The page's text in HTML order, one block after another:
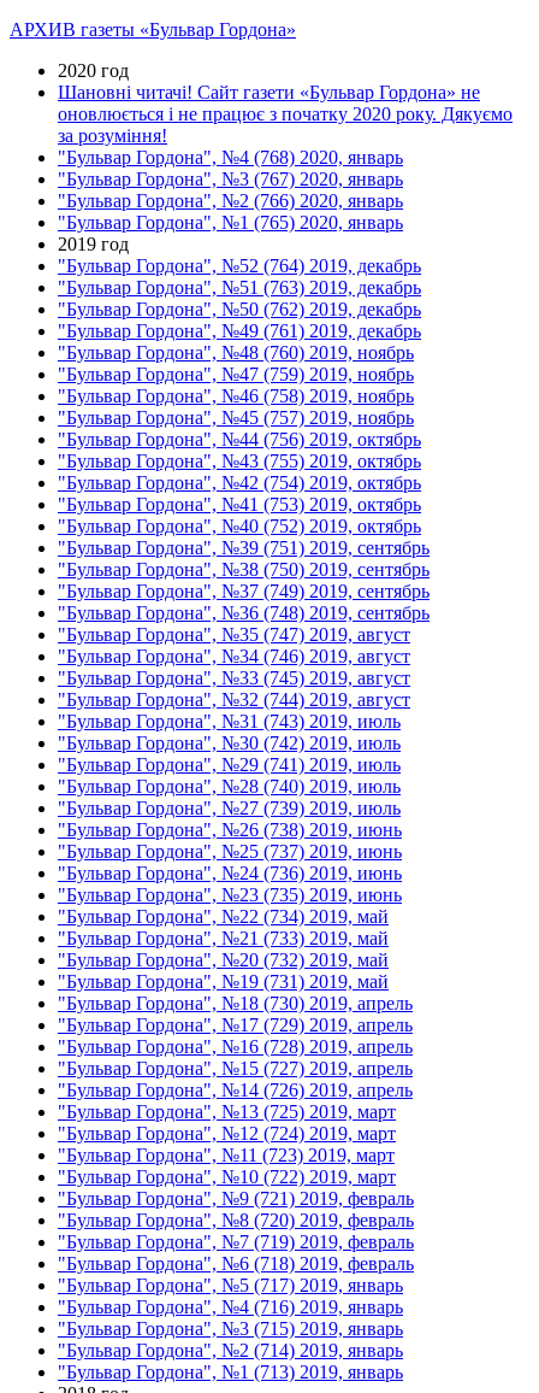
АРХИВ газеты «Бульвар Гордона»
2020 год
Шановні читачі! Сайт газети «Бульвар Гордона» не
оновлюється і не працює з початку 2020 року. Дякуємо
за розуміння!
"Бульвар Гордона", №4 (768) 2020, январь
"Бульвар Гордона", №3 (767) 2020, январь
"Бульвар Гордона", №2 (766) 2020, январь
"Бульвар Гордона", №1 (765) 2020, январь
2019 год
"Бульвар Гордона", №52 (764) 2019, декабрь
"Бульвар Гордона", №51 (763) 2019, декабрь
"Бульвар Гордона", №50 (762) 2019, декабрь
"Бульвар Гордона", №49 (761) 2019, декабрь
"Бульвар Гордона", №48 (760) 2019, ноябрь
"Бульвар Гордона", №47 (759) 2019, ноябрь
"Бульвар Гордона", №46 (758) 2019, ноябрь
"Бульвар Гордона", №45 (757) 2019, ноябрь
"Бульвар Гордона", №44 (756) 2019, октябрь
"Бульвар Гордона", №43 (755) 2019, октябрь
"Бульвар Гордона", №42 (754) 2019, октябрь
"Бульвар Гордона", №41 (753) 2019, октябрь
"Бульвар Гордона", №40 (752) 2019, октябрь
"Бульвар Гордона", №39 (751) 2019, сентябрь
"Бульвар Гордона", №38 (750) 2019, сентябрь
"Бульвар Гордона", №37 (749) 2019, сентябрь
"Бульвар Гордона", №36 (748) 2019, сентябрь
"Бульвар Гордона", №35 (747) 2019, август
"Бульвар Гордона", №34 (746) 2019, август
"Бульвар Гордона", №33 (745) 2019, август
"Бульвар Гордона", №32 (744) 2019, август
"Бульвар Гордона", №31 (743) 2019, июль
"Бульвар Гордона", №30 (742) 2019, июль
"Бульвар Гордона", №29 (741) 2019, июль
"Бульвар Гордона", №28 (740) 2019, июль
"Бульвар Гордона", №27 (739) 2019, июль
"Бульвар Гордона", №26 (738) 2019, июнь
"Бульвар Гордона", №25 (737) 2019, июнь
"Бульвар Гордона", №24 (736) 2019, июнь
"Бульвар Гордона", №23 (735) 2019, июнь
"Бульвар Гордона", №22 (734) 2019, май
"Бульвар Гордона", №21 (733) 2019, май
"Бульвар Гордона", №20 (732) 2019, май
"Бульвар Гордона", №19 (731) 2019, май
"Бульвар Гордона", №18 (730) 2019, апрель
"Бульвар Гордона", №17 (729) 2019, апрель
"Бульвар Гордона", №16 (728) 2019, апрель
"Бульвар Гордона", №15 (727) 2019, апрель
"Бульвар Гордона", №14 (726) 2019, апрель
"Бульвар Гордона", №13 (725) 2019, март
"Бульвар Гордона", №12 (724) 2019, март
"Бульвар Гордона", №11 (723) 2019, март
"Бульвар Гордона", №10 (722) 2019, март
"Бульвар Гордона", №9 (721) 2019, февраль
"Бульвар Гордона", №8 (720) 2019, февраль
"Бульвар Гордона", №7 (719) 2019, февраль
"Бульвар Гордона", №6 (718) 2019, февраль
"Бульвар Гордона", №5 (717) 2019, январь
"Бульвар Гордона", №4 (716) 2019, январь
"Бульвар Гордона", №3 (715) 2019, январь
"Бульвар Гордона", №2 (714) 2019, январь
"Бульвар Гордона", №1 (713) 2019, январь